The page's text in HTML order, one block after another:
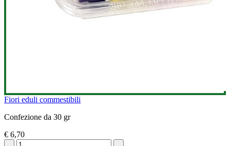
Fiori eduli commestibili
Confezione da 30 gr
€ 6,70